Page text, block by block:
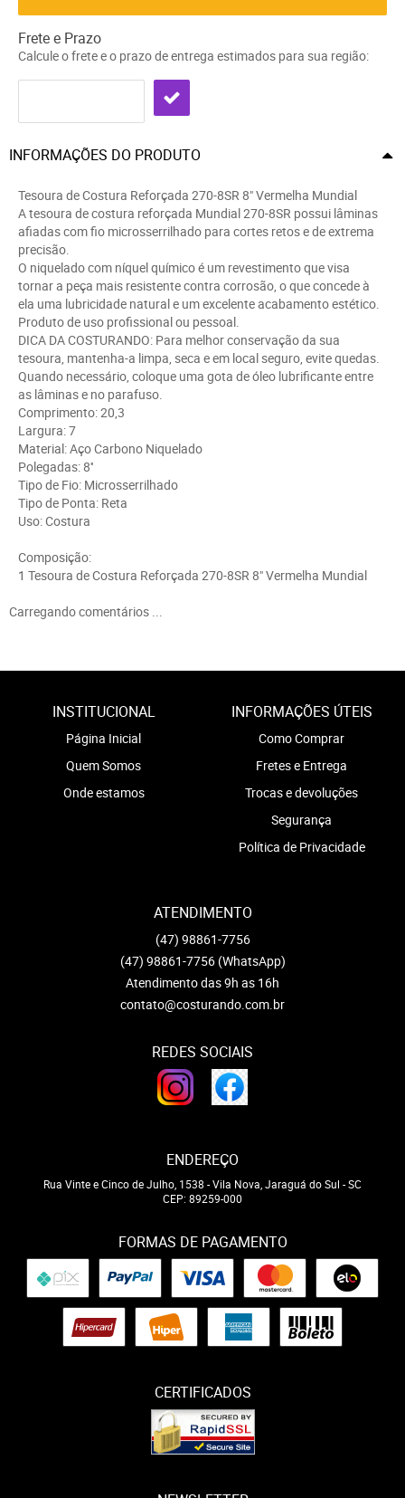
Frete e Prazo
Calcule o frete e o prazo de entrega estimados para sua região:
INFORMAÇÕES DO PRODUTO
Tesoura de Costura Reforçada 270-8SR 8" Vermelha Mundial
A tesoura de costura reforçada Mundial 270-8SR possui lâminas
afiadas com fio microsserrilhado para cortes retos e de extrema
precisão.
O niquelado com níquel químico é um revestimento que visa
tornar a peça mais resistente contra corrosão, o que concede à
ela uma lubricidade natural e um excelente acabamento estético.
Produto de uso profissional ou pessoal.
DICA DA COSTURANDO: Para melhor conservação da sua
tesoura, mantenha-a limpa, seca e em local seguro, evite quedas.
Quando necessário, coloque uma gota de óleo lubrificante entre
as lâminas e no parafuso.
Comprimento: 20,3
Largura: 7
Material: Aço Carbono Niquelado
Polegadas: 8''
Tipo de Fio: Microsserrilhado
Tipo de Ponta: Reta
Uso: Costura
Composição:
1 Tesoura de Costura Reforçada 270-8SR 8" Vermelha Mundial
Carregando comentários ...
INSTITUCIONAL
Página Inicial
Quem Somos
Onde estamos
INFORMAÇÕES ÚTEIS
Como Comprar
Fretes e Entrega
Trocas e devoluções
Segurança
Política de Privacidade
ATENDIMENTO
(47) 98861-7756
(47) 98861-7756 (WhatsApp)
Atendimento das 9h as 16h
contato@costurando.com.br
REDES SOCIAIS
ENDEREÇO
Rua Vinte e Cinco de Julho, 1538 -Vila Nova, Jaraguá do Sul -SC
CEP: 89259-000
FORMAS DE PAGAMENTO
CERTIFICADOS